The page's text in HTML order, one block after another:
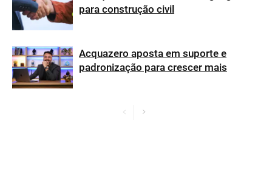
para construção civil
Acquazero aposta em suporte e
padronização para crescer mais